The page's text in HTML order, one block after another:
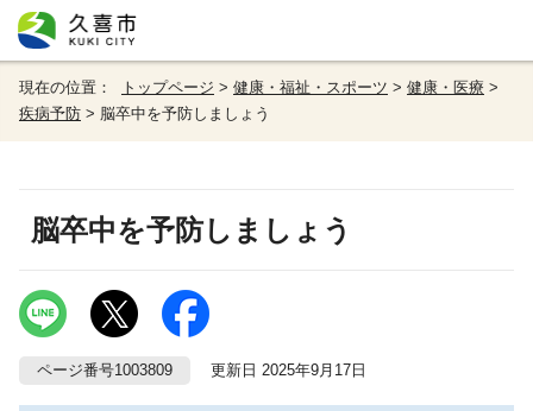
現在の位置： トップページ > 健康・福祉・スポーツ > 健康・医療 >
疾病予防 > 脳卒中を予防しましょう
脳卒中を予防しましょう
ページ番号1003809 更新日 2025年9月17日